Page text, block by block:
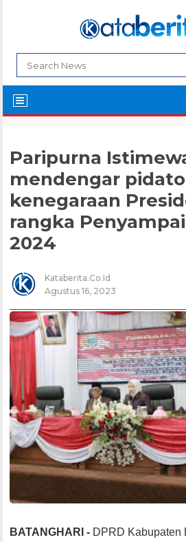
Paripurna
mendengar pidato
kenegaraan
rangka
2024
Kataberita.co.id
Agustus 16, 2023
BATANGHARI - DPRD Kabupaten